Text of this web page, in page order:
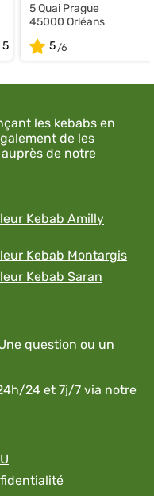
5
5 Quai Prague
45000 Orléans
5
les kebabs en
de les
de notre
Kebab Amilly
Kebab Montargis
Kebab Saran
question ou un
24 et 7j/7 via notre